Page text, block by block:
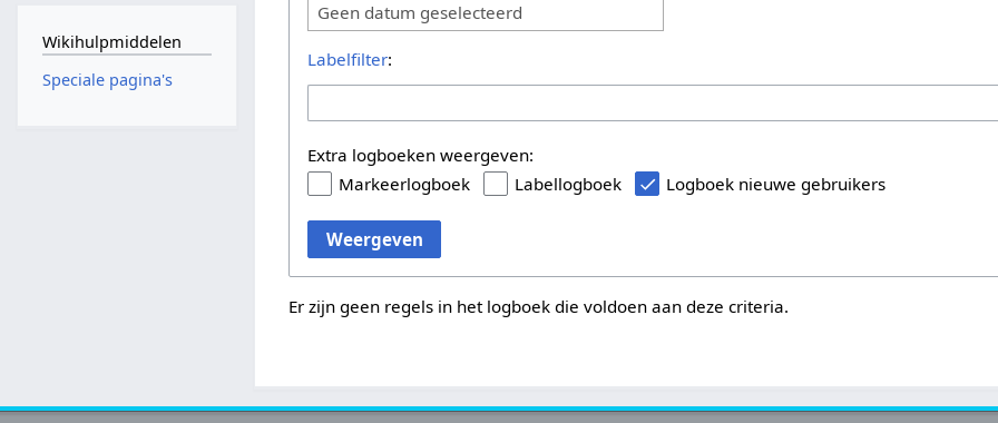
Geen datum geselecteerd
Labelfilter:
Extra logboeken weergeven:
Markeerlogboek
Labellogboek Logboek nieuwe gebruikers
Weergeven
Er zijn geen regels in het logboek die voldoen aan deze criteria.
Wikihulpmiddelen
Speciale pagina's